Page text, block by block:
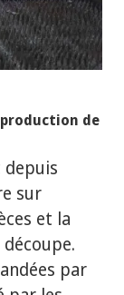
de
depuis
sur
et la
par